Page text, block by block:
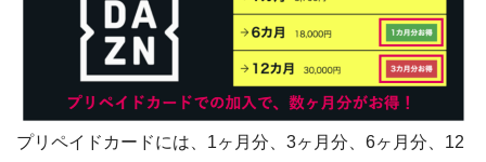
プリペイドカードには、1ヶ月分、3ヶ月分、6ヶ月分、12